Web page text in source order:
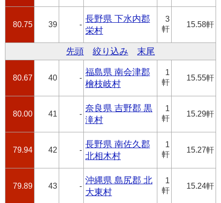
80.75 39 -
長野県 下水内郡
栄村
3
軒
15.58軒
先頭 絞り込み 末尾
80.67 40 -
福島県 南会津郡
檜枝岐村
1
軒
15.55軒
80.00 41 -
奈良県 吉野郡 黒
滝村
1
軒
15.29軒
79.94 42 -
長野県 南佐久郡
北相木村
1
軒
15.27軒
79.89 43 -
沖縄県 島尻郡 北
大東村
1
軒
15.24軒